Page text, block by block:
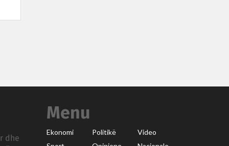
dhe
Menu
Ekonomi Politikë
Video